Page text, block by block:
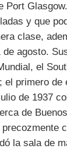
Port
y que
clase,
agosto.
el
el primero de
de 1937
de
la sala de